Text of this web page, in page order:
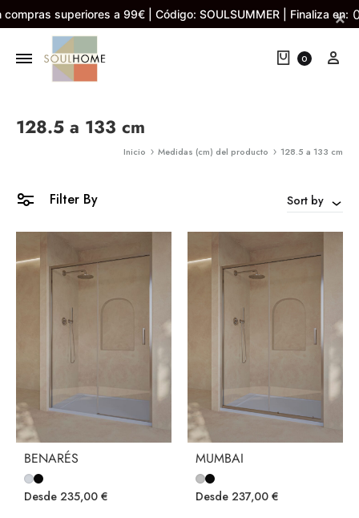
superiores a 99€ | Código: SOULSUMMER | Finaliza en:
×
Cart
0
128.5 a 133 cm
Inicio Medidas (cm) del producto 128.5 a 133 cm
Filter By Sort by
BENARÉS
Desde 235,00 €
MUMBAI
Desde 237,00 €